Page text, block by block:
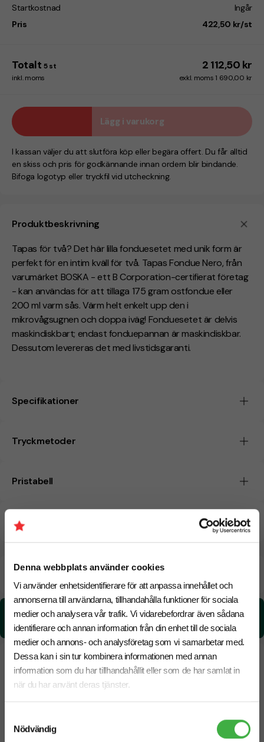
Denna webbplats använder cookies
Vi använder enhetsidentifierare för att anpassa innehållet och
annonserna till användarna, tillhandahålla funktioner för sociala
medier och analysera vår trafik. Vi vidarebefordrar även sådana
identifierare och annan information från din enhet till de sociala
medier och annons- och analysföretag som vi samarbetar med.
Dessa kan i sin tur kombinera informationen med annan
information som du har tillhandahållit eller som de har samlat in
när du har använt deras tjänster.
Nödvändig
Produktbeskrivning
Tapas för två? Det här lilla fonduesetet med unik form är
perfekt för en intim kväll för två. Tapas Fondue Nero, från
varumärket BOSKA - ett B Corporation-certifierat företag
- kan användas för att tillaga 175 gram ostfondue eller
200 ml varm sås. Värm helt enkelt upp den i
mikrovågsugnen och doppa iväg! Fonduesetet är delvis
maskindiskbart; endast fonduepannan är maskindiskbar.
Dessutom levereras det med livstidsgaranti.
Specifikationer
Tryckmetoder
Pristabell
CO₂e -avtryck
Startkostnad
Ingår
Pris
422,50 kr/st
Totalt 5 st 2 112,50 kr
inkl. moms exkl. moms 1 690,00 kr
Lägg i varukorg
I kassan väljer du att slutföra köp eller begära offert. Du får alltid
en skiss och pris för godkännande innan ordern blir bindande.
Bifoga logotyp eller tryckfil vid utcheckning.
20 Augusti Beräknad leveranstid:
Snabbare leverans? Kontakta oss.
CO₂e -avtryck:
2.90 kg CO₂e / per styck